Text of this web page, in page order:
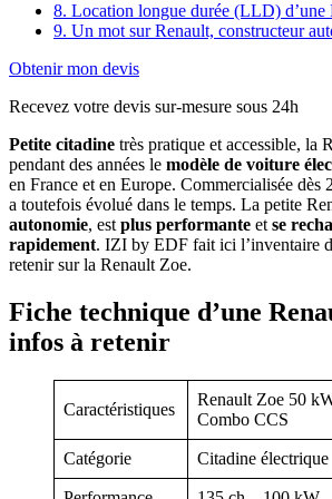
8. Location longue durée (LLD) d’une
9. Un mot sur Renault, constructeur
Obtenir mon devis
Recevez votre devis sur-mesure sous 24h
Petite citadine très pratique et accessible, la
pendant des années le modèle de voiture
en France et en Europe. Commercialisée dès
a toutefois évolué dans le temps. La petite
autonomie, est plus performante et se
rapidement. IZI by EDF fait ici l’inventaire
retenir sur la Renault Zoe.
Fiche technique d’une
infos à retenir
Caractéristiques
Renault Zoe 50
Combo CCS
Catégorie Citadine électrique